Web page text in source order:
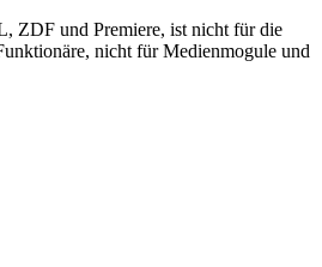
ZDF und Premiere, ist nicht für die
nicht für Medienmogule und